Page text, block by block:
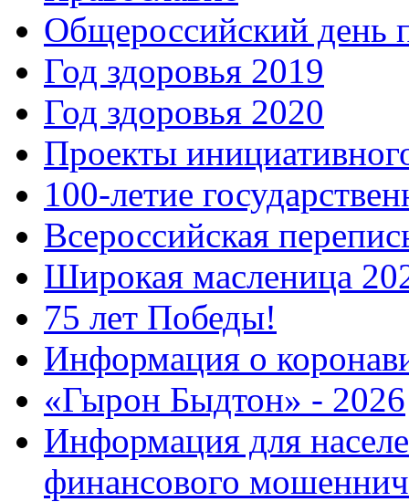
Общероссийский день
Год здоровья 2019
Год здоровья 2020
Проекты
100-летие
Всероссийская
Широкая масленица
75 лет Победы!
Информация о
«Гырон Быдтон» - 2026
Информация для
финансового